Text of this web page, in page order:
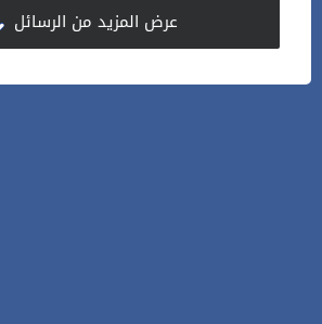
عرض المزيد من الرسائل